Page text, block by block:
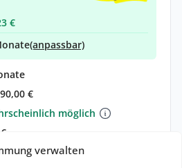
verwalten
€
(anpassbar)
€
möglich